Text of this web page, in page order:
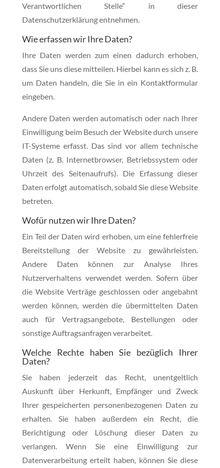
Verantwortlichen Stelle“ in dieser
Datenschutzerklärung entnehmen.
Wie erfassen wir Ihre Daten?
Ihre Daten werden zum einen dadurch erhoben,
dass Sie uns diese mitteilen. Hierbei kann es sich z. B.
um Daten handeln, die Sie in ein Kontaktformular
eingeben.
Andere Daten werden automatisch oder nach Ihrer
Einwilligung beim Besuch der Website durch unsere
IT-Systeme erfasst. Das sind vor allem technische
Daten (z. B. Internetbrowser, Betriebssystem oder
Uhrzeit des Seitenaufrufs). Die Erfassung dieser
Daten erfolgt automatisch, sobald Sie diese Website
betreten.
Wofür nutzen wir Ihre Daten?
Ein Teil der Daten wird erhoben, um eine fehlerfreie
Bereitstellung der Website zu gewährleisten.
Andere Daten können zur Analyse Ihres
Nutzerverhaltens verwendet werden. Sofern über
die Website Verträge geschlossen oder angebahnt
werden können, werden die übermittelten Daten
auch für Vertragsangebote, Bestellungen oder
sonstige Auftragsanfragen verarbeitet.
Welche Rechte haben Sie bezüglich Ihrer
Daten?
Sie haben jederzeit das Recht, unentgeltlich
Auskunft über Herkunft, Empfänger und Zweck
Ihrer gespeicherten personenbezogenen Daten zu
erhalten. Sie haben außerdem ein Recht, die
Berichtigung oder Löschung dieser Daten zu
verlangen. Wenn Sie eine Einwilligung zur
Datenverarbeitung erteilt haben, können Sie diese